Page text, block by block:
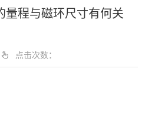
量程与磁环尺寸有何关
点击次数：